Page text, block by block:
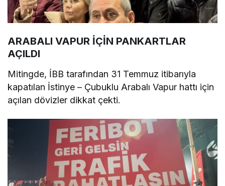
ARABALI VAPUR İÇİN PANKARTLAR
AÇILDI
Mitingde, İBB tarafından 31 Temmuz itibarıyla
kapatılan İstinye – Çubuklu Arabalı Vapur hattı için
açılan dövizler dikkat çekti.